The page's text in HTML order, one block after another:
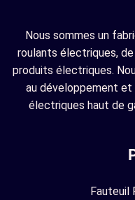
Nous sommes un
roulants électriques,
produits électriques.
au développement
électriques haut de
Fauteuil